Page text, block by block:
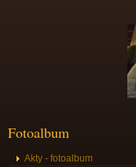
Fotoalbum
Akty - fotoalbum